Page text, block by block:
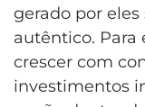
gerado por
autêntico. Para
crescer com
investimentos